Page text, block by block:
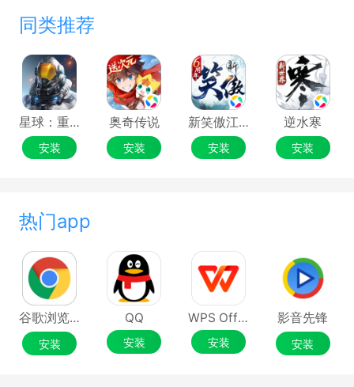
同类推荐
星球：重启
安装
奥奇传说
安装
新笑傲江湖
安装
逆水寒
安装
热门app
谷歌浏览器Google Chrome
安装
QQ
安装
WPS Office
安装
影音先锋
安装